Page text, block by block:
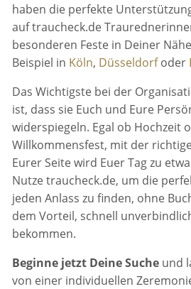
haben die perfekte
auf traucheck.de
besonderen Feste in Deiner
Beispiel in Köln, Düsseldorfoder
Das Wichtigste bei der
ist, dass sie Euch und Eure
widerspiegeln. Egal ob Hochzeit
Willkommensfest, mit der
Eurer Seite wird Euer Tag zu
Nutze traucheck.de, um die
jeden Anlass zu finden, ohne
dem Vorteil, schnell
bekommen.
Beginne jetzt Deine Suche und
von einer individuellen